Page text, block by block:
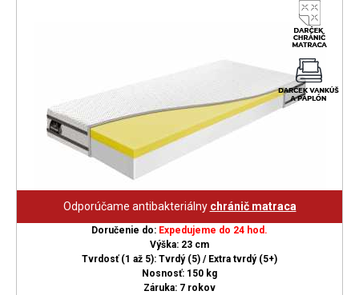
Odporúčame antibakteriálny chránič matraca
Doručenie do: Expedujeme do 24 hod.
Výška: 23 cm
Tvrdosť (1 až 5): Tvrdý (5) / Extra tvrdý (5+)
Nosnosť: 150 kg
Záruka: 7 rokov